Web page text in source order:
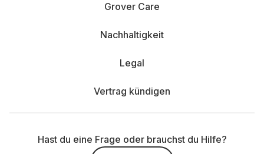
Grover Care
Nachhaltigkeit
Legal
Vertrag kündigen
Hast du eine Frage oder brauchst du Hilfe?